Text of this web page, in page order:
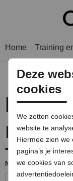
Home Training
Neem
mij op
Naam
Deze
cookies
We zetten
website te
Hiermee zien we
pagina’s je
we cookies van